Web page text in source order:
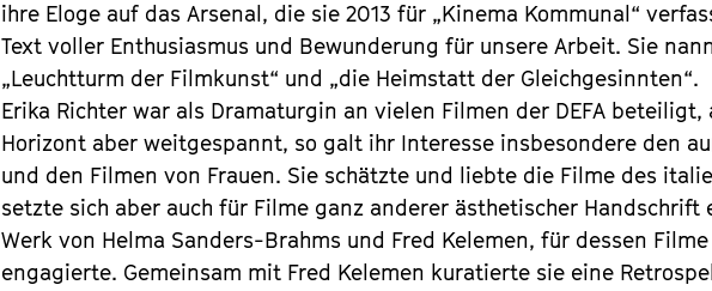
ihre Eloge auf das Arsenal, die sie 2013 für „Kinema Kommunal“
Text voller Enthusiasmus und Bewunderung für unsere Arbeit. Sie
„Leuchtturm der Filmkunst“ und „die Heimstatt der Gleichgesinnten“.
Erika Richter war als Dramaturgin an vielen Filmen der DEFA
Horizont aber weitgespannt, so galt ihr Interesse insbesondere den
und den Filmen von Frauen. Sie schätzte und liebte die Filme des
setzte sich aber auch für Filme ganz anderer ästhetischer Handschrift
Werk von Helma Sanders-Brahms und Fred Kelemen, für dessen
engagierte. Gemeinsam mit Fred Kelemen kuratierte sie eine